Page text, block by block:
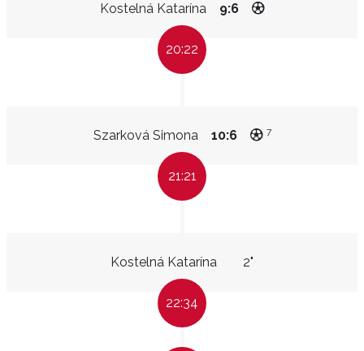
Kostelná Katarína 9:6
20:22
Szarková Simona 10:6 7
21:21
Kostelná Katarína 2"
22:34